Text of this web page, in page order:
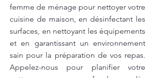
femme de ménage pour nettoyer votre
cuisine de maison, en désinfectant les
surfaces, en nettoyant les équipements
et en garantissant un environnement
sain pour la préparation de vos repas.
Appelez-nous pour planifier votre